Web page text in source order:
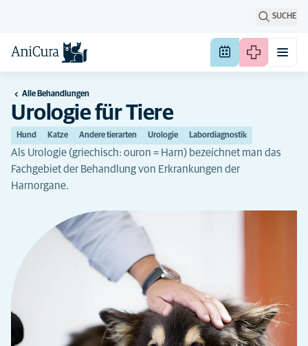
SUCHE
Alle Behandlungen
Urologie für Tiere
Hund Katze Andere tierarten Urologie Labordiagnostik
Als Urologie (griechisch: ouron = Harn) bezeichnet man das
Fachgebiet der Behandlung von Erkrankungen der
Harnorgane.